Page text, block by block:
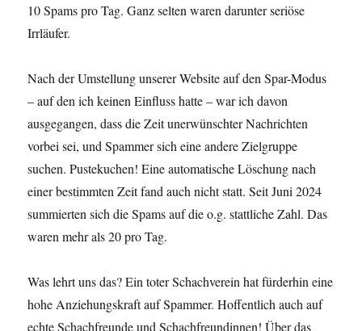
10 Spams pro Tag. Ganz selten waren darunter seriöse
Irrläufer.
Nach der Umstellung unserer Website auf den Spar-Modus
– auf den ich keinen Einfluss hatte – war ich davon
ausgegangen, dass die Zeit unerwünschter Nachrichten
vorbei sei, und Spammer sich eine andere Zielgruppe
suchen. Pustekuchen! Eine automatische Löschung nach
einer bestimmten Zeit fand auch nicht statt. Seit Juni 2024
summierten sich die Spams auf die o.g. stattliche Zahl. Das
waren mehr als 20 pro Tag.
Was lehrt uns das? Ein toter Schachverein hat fürderhin eine
hohe Anziehungskraft auf Spammer. Hoffentlich auch auf
echte Schachfreunde und Schachfreundinnen! Über das